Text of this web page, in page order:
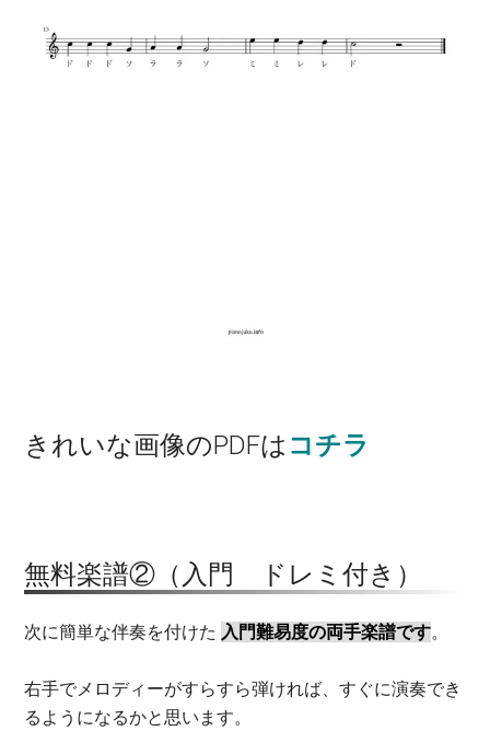
きれいな画像のPDFは コチラ
無料楽譜②（入門 ドレミ付き）
次に簡単な伴奏を付けた 入門難易度の両手楽譜です。
右手でメロディーがすらすら弾ければ、すぐに演奏でき
るようになるかと思います。